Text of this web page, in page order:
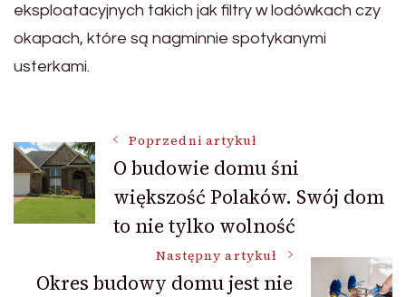
eksploatacyjnych takich jak filtry w lodówkach czy
okapach, które są nagminnie spotykanymi
usterkami.
Nawigacja
wpisu
Poprzedni artykuł
O budowie domu śni
większość Polaków. Swój dom
to nie tylko wolność
Następny artykuł
Okres budowy domu jest nie